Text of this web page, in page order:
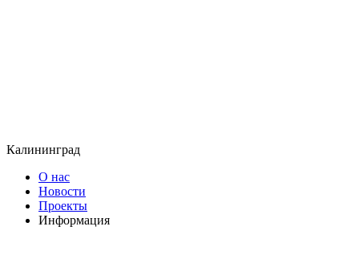
Калининград
О нас
Новости
Проекты
Информация